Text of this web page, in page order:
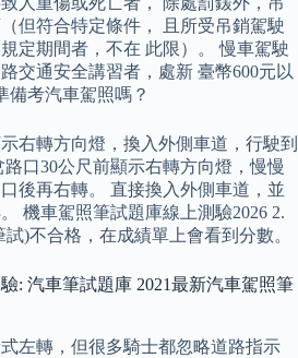
但符合特定條件， 且所受吊銷駕駛
定期間者，不在 此限）。 慢車駕駛
交通安全講習者，處新 臺幣600元以
備考汽車駕照嗎？
右轉方向燈，換入外側車道，行駛到
口30公尺前顯示右轉方向燈，慢慢
後再右轉。 直接換入外側車道，並
機車駕照筆試題庫線上測驗2026 2.
)不合格，在成績單上會看到分數。
: 汽車筆試題庫 2021最新汽車駕照筆
左轉，但很多騎士都忽略道路指示